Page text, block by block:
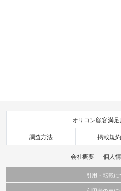
オリコン顧客満
調査方法 掲載規約
会社概要 個人
引用・転載に